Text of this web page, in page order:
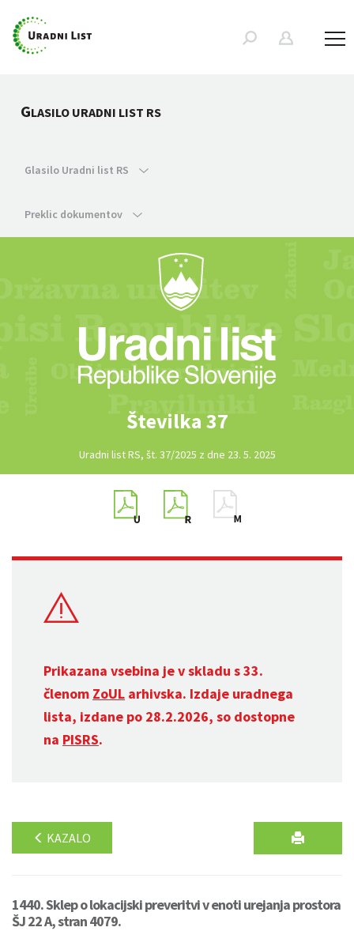
GLASILO URADNI LIST RS
Glasilo Uradni list RS
Preklic dokumentov
Številka 37
Uradni list RS, št. 37/2025 z dne 23. 5. 2025
Prikazana vsebina je v skladu s 33.
členom ZoUL arhivska. Izdaje uradnega
lista, izdane po 28.2.2026, so dostopne
na PISRS.
KAZALO
1440. Sklep o lokacijski preveritvi v enoti urejanja prostora
ŠJ 22 A, stran 4079.